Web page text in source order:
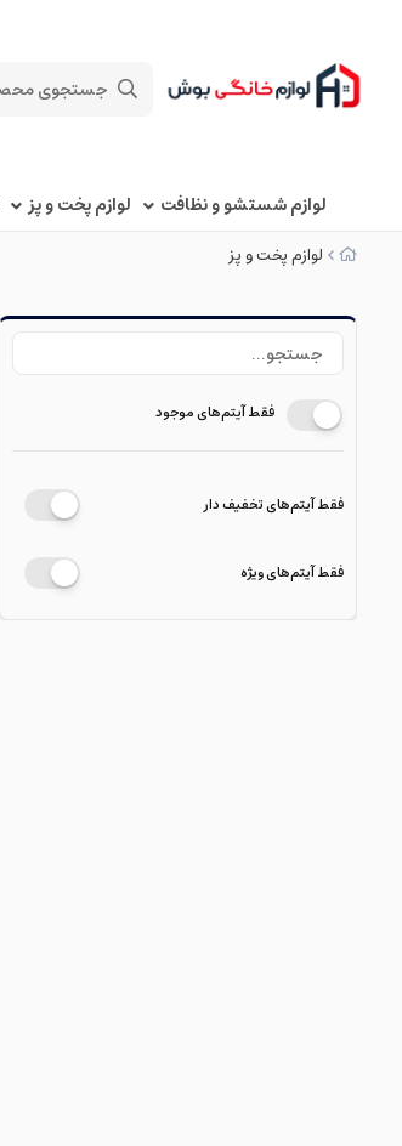
لوازم شستشو و نظافت لوازم پخت و پز
لوازم پخت و پز
فقط آیتم‌های موجود
فقط آیتم‌های تخفیف دار
فقط آیتم‌های ویژه